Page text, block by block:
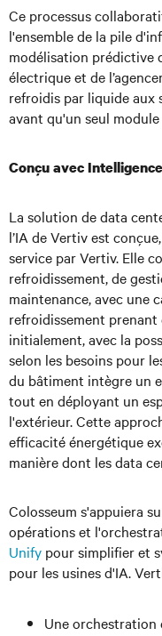
Ce processus
l'ensemble de la pile
modélisation prédictive
électrique et de
refroidis par liquide aux
avant qu'un seul
Conçu avec
La solution de data
l’IA de Vertiv est
service par Vertiv. Elle
refroidissement, de
maintenance, avec une
refroidissement prenant
initialement, avec la
selon les besoins pour
du bâtiment intègre un
tout en déployant un
l'extérieur. Cette
efficacité énergétique
manière dont les data
Colosseum s'appuiera
opérations et
Unify pour simplifier et
pour les usines d'IA.
Une orchestration